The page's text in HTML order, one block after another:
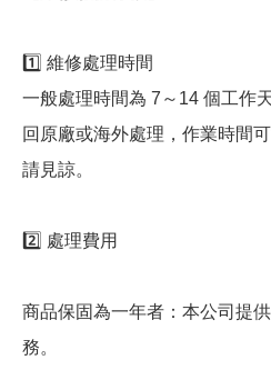
1️⃣ 維修處理時間
一般處理時間為 7～14 個工作
回原廠或海外處理，作業時間
請見諒。
2️⃣ 處理費用
商品保固為一年者：本公司提
務。